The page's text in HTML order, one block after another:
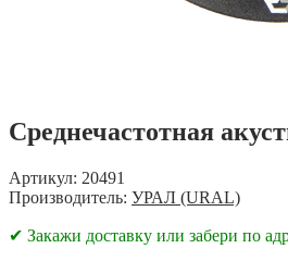
Среднечастотная
Артикул: 20491
Производитель: УРАЛ (URAL)
✔ Закажи доставку или забери по